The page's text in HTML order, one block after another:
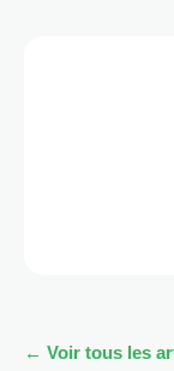
← Voir tous les